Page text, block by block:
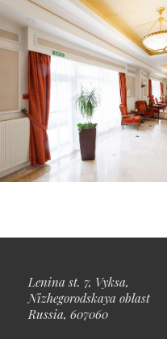
Lenina st. 7, Vyksa,
Nizhegorodskaya oblast
Russia, 607060